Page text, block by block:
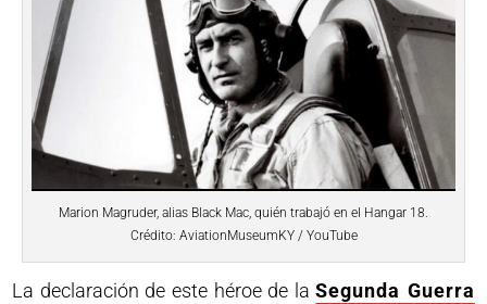
Marion Magruder, alias Black Mac, quién trabajó en el Hangar 18.
Crédito: AviationMuseumKY / YouTube
La declaración de este héroe de laSegunda Guerra